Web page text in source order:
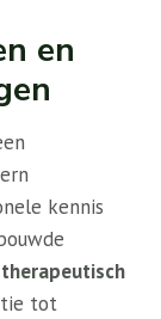
en
kennis
tot